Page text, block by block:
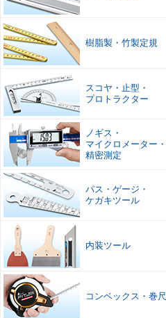
樹脂製 ・ 竹製定規
スコヤ ・ 止型 ・
プロトラクター
ノギス ・
マイクロメーター ・
精密測定
パス ・ ゲージ ・
ケガキツール
内装ツール
コンベックス ・ 巻尺